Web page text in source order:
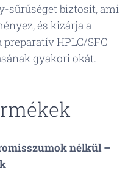
sűrűséget biztosít, ami
és kizárja a
HPLC/SFC
gyakori okát.
nélkül –